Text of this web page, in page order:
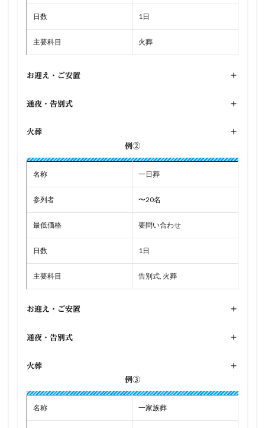
日数 1日
主要科目 火葬
お迎え・ご安置 +
通夜・告別式 +
火葬
+
例②
名称 一日葬
参列者 〜20名
最低価格 要問い合わせ
日数 1日
主要科目 告別式, 火葬
お迎え・ご安置 +
通夜・告別式 +
火葬
+
例③
名称 一家族葬